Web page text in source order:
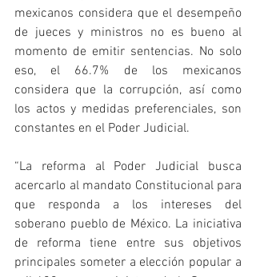
mexicanos considera que el desempeño
de jueces y ministros no es bueno al
momento de emitir sentencias. No solo
eso, el 66.7% de los mexicanos
considera que la corrupción, así como
los actos y medidas preferenciales, son
constantes en el Poder Judicial.
“La reforma al Poder Judicial busca
acercarlo al mandato Constitucional para
que responda a los intereses del
soberano pueblo de México. La iniciativa
de reforma tiene entre sus objetivos
principales someter a elección popular a